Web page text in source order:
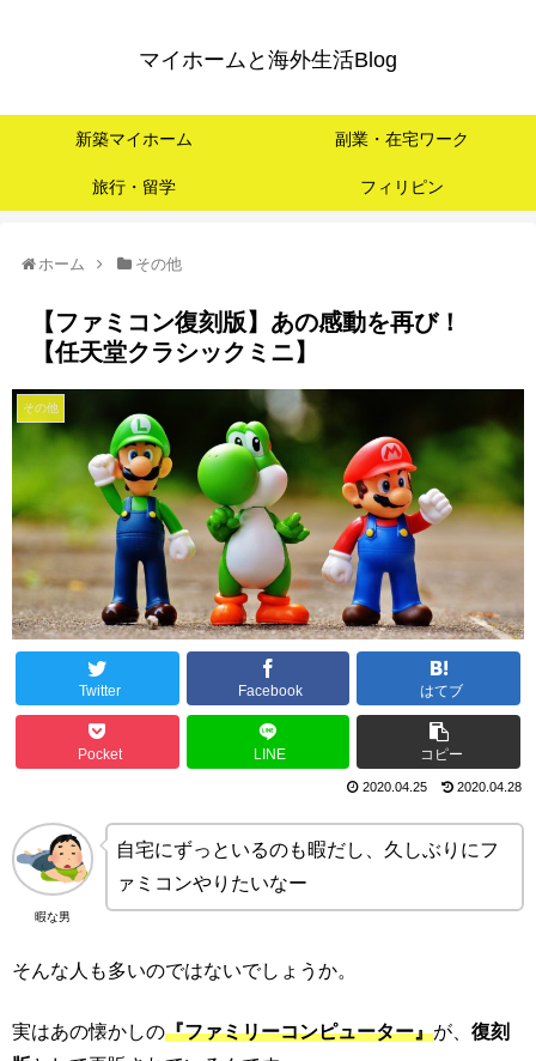
マイホームと海外生活Blog
新築マイホーム 副業・在宅ワーク
旅行・留学 フィリピン
ホーム その他
【ファミコン復刻版】あの感動を再び！
【任天堂クラシックミニ】
その他
Twitter Facebook はてブ
Pocket LINE コピー
2020.04.28
2020.04.25
暇な男
自宅にずっといるのも暇だし、久しぶりにフ
ァミコンやりたいなー
そんな人も多いのではないでしょうか。
実はあの懐かしの『ファミリーコンピューター』が、 復刻